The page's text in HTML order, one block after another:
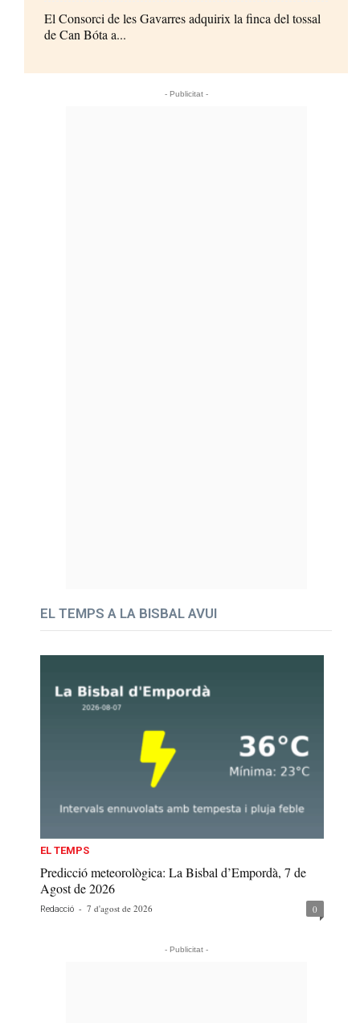
El Consorci de les Gavarres adquirix la finca del tossal
de Can Bóta a...
- Publicitat -
EL TEMPS A LA BISBAL AVUI
EL TEMPS
Predicció meteorològica: La Bisbal d’Empordà, 7 de
Agost de 2026
Redacció - 7 d'agost de 2026 0
- Publicitat -